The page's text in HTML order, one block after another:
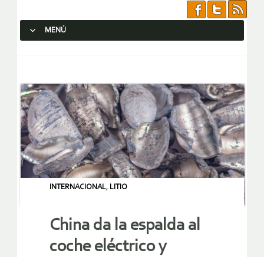
MENÚ
INTERNACIONAL, LITIO
China da la espalda al
coche eléctrico y